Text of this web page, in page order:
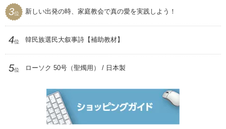
3位 新しい出発の時、家庭教会で真の愛を実践しよう！
4位 韓民族選民大叙事詩【補助教材】
5位 ローソク 50号（聖燭用） / 日本製